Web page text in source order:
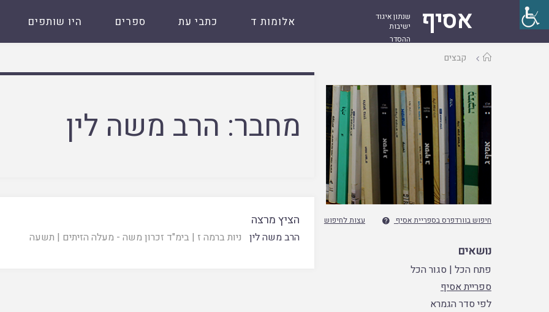
אסיף
שנתון איגוד
ישיבות
ההסדר
אלומות ד כתבי עת ספרים היו שותפים
עמודקבצים
חיפוש בוורדפרס בספריית אסיף  עצות לחיפוש
נושאים
פתח הכל |סגור הכל
ספריית אסיף
לפי סדר הגמרא
מחבר: הרב משה לין
הציץ מרצה
הרב משה לין ניות ברמה ז |בימ"ד זכרון משה - מעלה הזיתים | תשעה